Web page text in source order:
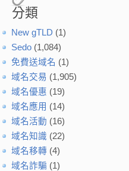
分類
New gTLD (1)
Sedo (1,084)
免費送域名 (1)
域名交易 (1,905)
域名優惠 (19)
域名應用 (14)
域名活動 (16)
域名知識 (22)
域名移轉 (4)
域名詐騙 (1)